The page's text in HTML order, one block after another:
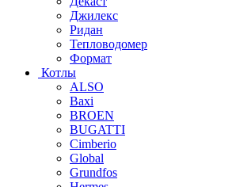
Джилекс
Ридан
Тепловодомер
Формат
Котлы
ALSO
Baxi
BROEN
BUGATTI
Cimberio
Global
Grundfos